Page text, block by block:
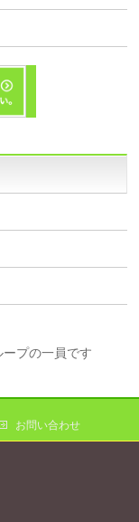
プの一員です
お問い合わせ